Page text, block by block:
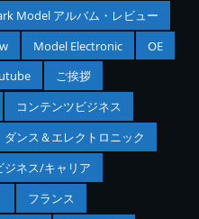
Model アルバム・レビュー
Model Electronic
OE
ご挨拶
コンテンツビジネス
ダンス＆エレクトロニック
ジネス/キャリア
フランス